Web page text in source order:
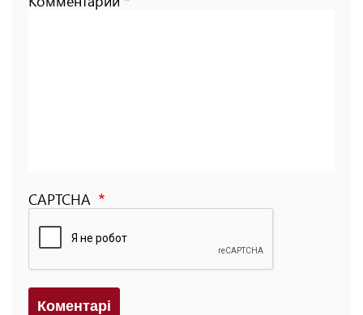
CAPTCHA
Коментарi